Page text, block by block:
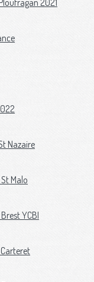
2021
Nazaire
Malo
YCBI